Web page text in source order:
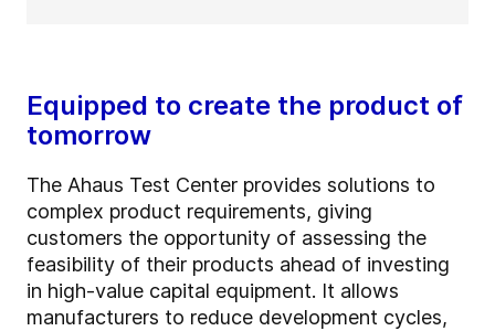
Equipped to create the product of
tomorrow
The Ahaus Test Center provides solutions to
complex product requirements, giving
customers the opportunity of assessing the
feasibility of their products ahead of investing
in high-value capital equipment. It allows
manufacturers to reduce development cycles,